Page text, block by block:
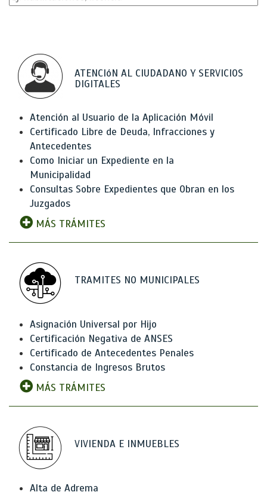
ATENCIóN AL CIUDADANO Y SERVICIOS
DIGITALES
Atención al Usuario de la Aplicación Móvil
Certificado Libre de Deuda, Infracciones y
Antecedentes
Como Iniciar un Expediente en la
Municipalidad
Consultas Sobre Expedientes que Obran en los
Juzgados
MÁS TRÁMITES
TRAMITES NO MUNICIPALES
Asignación Universal por Hijo
Certificación Negativa de ANSES
Certificado de Antecedentes Penales
Constancia de Ingresos Brutos
MÁS TRÁMITES
VIVIENDA E INMUEBLES
Alta de Adrema